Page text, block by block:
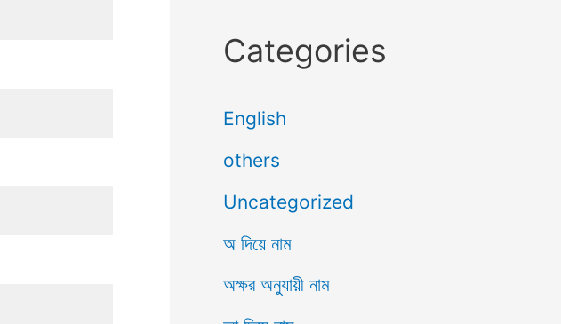
Categories
English
others
Uncategorized
অ দিয়ে নাম
অক্ষর অনুযায়ী নাম